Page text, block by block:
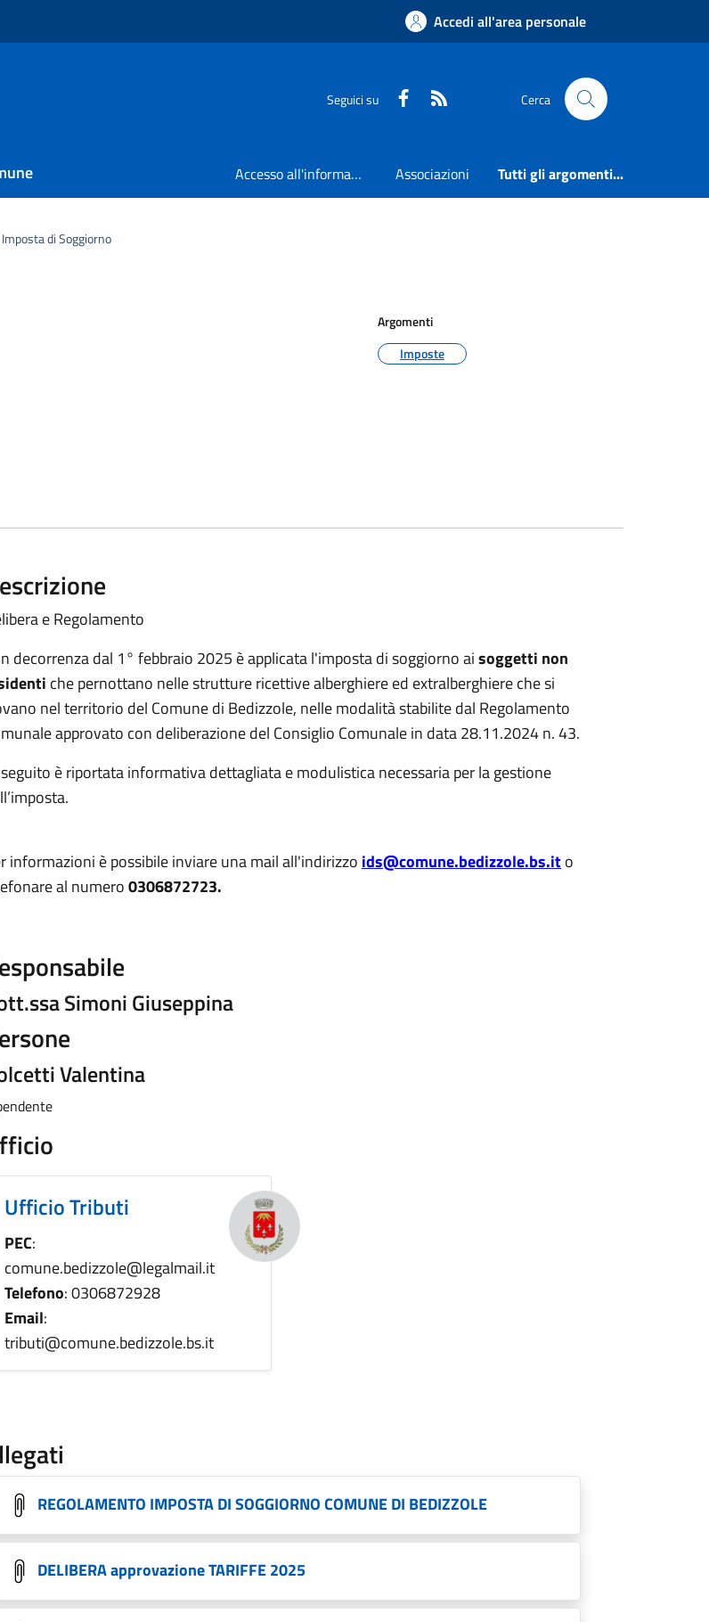
Accedi all'area personale
Seguici su Faceboook Cerca
Accesso all'informazione Associazioni Tutti gli argomenti...
Imposta di Soggiorno
Argomenti
Imposte
e Regolamento
decorrenza dal 1° febbraio 2025 è applicata l'imposta di soggiorno aisoggetti non
che pernottano nelle strutture ricettive alberghiere ed extralberghiere che si
nel territorio del Comune di Bedizzole, nelle modalità stabilite dal Regolamento
approvato con deliberazione del Consiglio Comunale in data 28.11.2024 n. 43.
è riportata informativa dettagliata e modulistica necessaria per la gestione
informazioni è possibile inviare una mail all'indirizzo ids@comune.bedizzole.bs.ito
al numero0306872723.
Simoni Giuseppina
Valentina
Ufficio Tributi
PEC:
comune.bedizzole@legalmail.it
Telefono: 0306872928
Email:
tributi@comune.bedizzole.bs.it
REGOLAMENTO IMPOSTA DI SOGGIORNO COMUNE DI BEDIZZOLE
DELIBERA approvazione TARIFFE 2025